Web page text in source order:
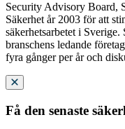
Security Advisory Board,
Säkerhet år 2003 för att
säkerhetsarbetet i
branschens ledande
fyra gånger per år och
Få den senaste